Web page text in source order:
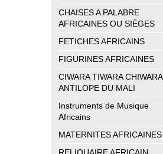
CHAISES A PALABRE
AFRICAINES OU SIÈGES
FETICHES AFRICAINS
FIGURINES AFRICAINES
CIWARA TIWARA CHIWARA
ANTILOPE DU MALI
Instruments de Musique
Africains
MATERNITES AFRICAINES